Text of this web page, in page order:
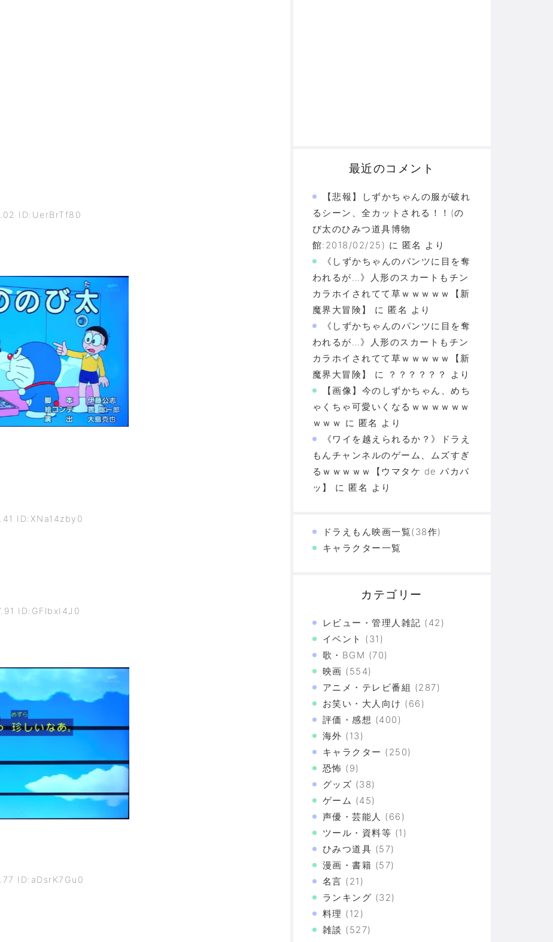
ID:UerBrTf80
ID:XNa14zby0
ID:GFlbxI4J0
ID:aDsrK7Gu0
最近のコメント
【悲報】しずかちゃんの服が破れ
るシーン、全カットされる！！(の
び太のひみつ道具博物
館:2018/02/25) に 匿名 より
《しずかちゃんのパンツに目を奪
われるが…》人形のスカートもチン
カラホイされてて草ｗｗｗｗｗ【新
魔界大冒険】
に 匿名 より
《しずかちゃんのパンツに目を奪
われるが…》人形のスカートもチン
カラホイされてて草ｗｗｗｗｗ【新
魔界大冒険】
に ？？？？？？
より
【画像】今のしずかちゃん、めち
ゃくちゃ可愛いくなるｗｗｗｗｗｗ
ｗｗｗ に 匿名 より
《ワイを越えられるか？》ドラえ
もんチャンネルのゲーム、ムズすぎ
るｗｗｗｗｗ【ウマタケ de パカパ
ッ】
に 匿名 より
ドラえもん映画一覧(38作)
キャラクター一覧
カテゴリー
レビュー・管理人雑記 (42)
イベント (31)
歌・BGM (70)
映画 (554)
アニメ・テレビ番組 (287)
お笑い・大人向け (66)
評価・感想 (400)
海外 (13)
キャラクター (250)
恐怖 (9)
グッズ (38)
ゲーム (45)
声優・芸能人 (66)
ツール・資料等 (1)
ひみつ道具 (57)
漫画・書籍 (57)
名言 (21)
ランキング (32)
料理 (12)
雑談 (527)